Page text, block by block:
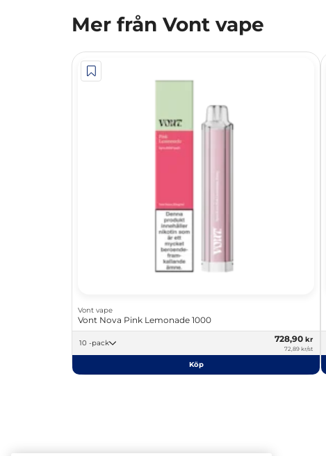
Mer från Vont vape
Vont vape
Vont Nova Pink Lemonade 1000
10 -pack 728,90 kr
72,89 kr/st
Köp